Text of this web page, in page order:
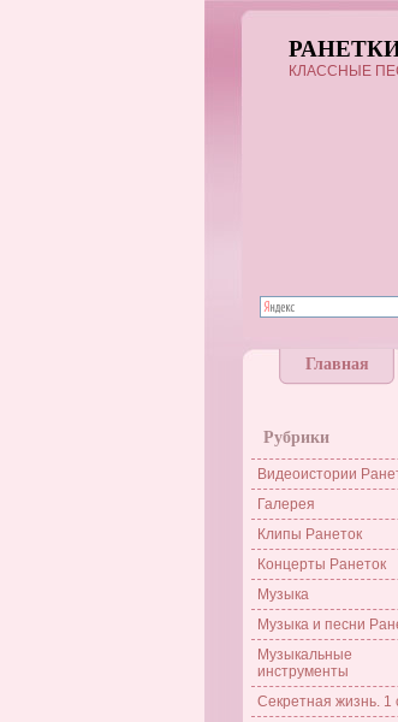
КЛАССНЫЕ
Главная
Рубрики
Видеоистории
Галерея
Клипы Ранеток
Концерты Ранеток
Музыка
Музыка и песни
Музыкальные
инструменты
Секретная жизнь. 1